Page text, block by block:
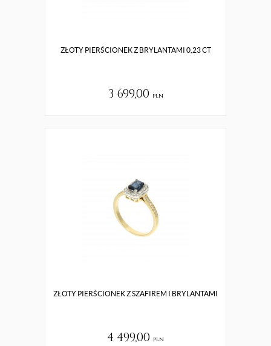
ZŁOTY PIERŚCIONEK Z BRYLANTAMI 0,23 CT
3 699,00 pln
ZŁOTY PIERŚCIONEK Z SZAFIREM I BRYLANTAMI
4 499,00 pln